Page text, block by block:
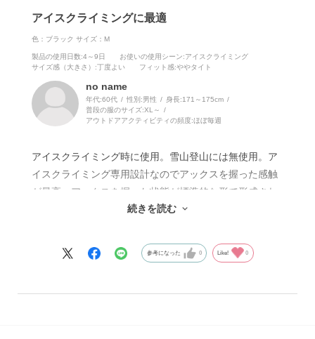
アイスクライミングに最適
色：ブラック サイズ：M
製品の使用日数:4～9日 お使いの使用シーン:アイスクライミング
サイズ感（大きさ） :丁度よい フィット感:ややタイト
no name
年代:60代 性別:男性 身長:171～175cm
普段の服のサイズ:XL～
アウトドアアクティビティの頻度:ほぼ毎週
アイスクライミング時に使用。雪山登山には無使用。ア
イスクライミング専用設計なのでアックスを握った感触
が最高。アックスを握った状態が標準的な形で形成され
ていますので無駄な力がいらない。スクリュー操作、カ
あるのでシャワー時も安心。寒くなった場合はターミネ
ーターでは心もとない場合もあるので、寒さによりター
ている。
続きを読む
参考になった 0 Like! 0